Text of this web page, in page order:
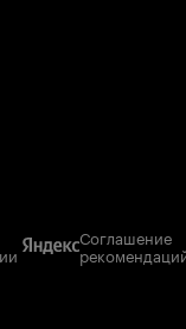
Соглашение